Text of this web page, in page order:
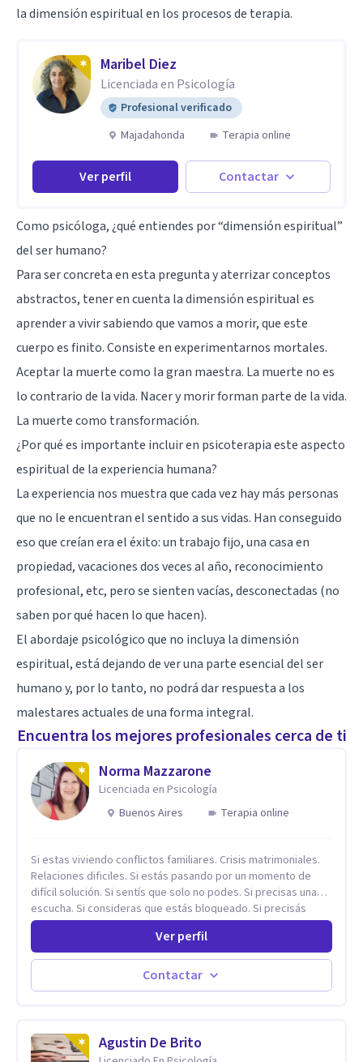
la dimensión espiritual en los procesos de terapia.
Maribel Diez
Licenciada en Psicología
Profesional verificado
Majadahonda
Terapia online
Ver perfil Contactar
Como psicóloga, ¿qué entiendes por “dimensión espiritual”
del ser humano?
Para ser concreta en esta pregunta y aterrizar conceptos
abstractos, tener en cuenta la dimensión espiritual es
aprender a vivir sabiendo que vamos a morir, que este
cuerpo es finito. Consiste en experimentarnos mortales.
Aceptar la muerte como la gran maestra. La muerte no es
lo contrario de la vida. Nacer y morir forman parte de la vida.
La muerte como transformación.
¿Por qué es importante incluir en psicoterapia este aspecto
espiritual de la experiencia humana?
La experiencia nos muestra que cada vez hay más personas
que no le encuentran el sentido a sus vidas. Han conseguido
eso que creían era el éxito: un trabajo fijo, una casa en
propiedad, vacaciones dos veces al año, reconocimiento
profesional, etc, pero se sienten vacías, desconectadas (no
saben por qué hacen lo que hacen).
El abordaje psicológico que no incluya la dimensión
espiritual, está dejando de ver una parte esencial del ser
humano y, por lo tanto, no podrá dar respuesta a los
malestares actuales de una forma integral.
Encuentra los mejores profesionales cerca de ti
Norma Mazzarone
Licenciada en Psicología
Buenos Aires
Terapia online
Si estas viviendo conflictos familiares. Crisis matrimoniales.
Relaciones dificiles. Si estás pasando por un momento de
difícil solución. Si sentís que solo no podes. Si precisas una
escucha. Si consideras que estás bloqueado. Si precisás
comprensión. Si no logras definir proyectos, objetivos,
sueños, deseos. Si pensás que lo que te pasa no es tan
grave, pero podría ayudar. Si estás en adicciones y tu
intención es hacer algo con lo que te está pasando. No dudes
en comunicarte a fin de comenzar a resolver la situación que
Ver perfil
Contactar
Agustin De Brito